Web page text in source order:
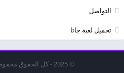
التواصل
تحميل لعبة جاتا
© 2025 - كل الحقوق محفوظة -